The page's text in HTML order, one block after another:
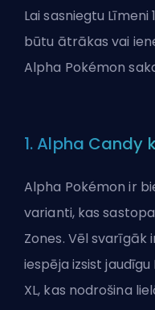
Lai sasniegtu
būtu ātrākas vai
Alpha Pokémon
1. Alpha Candy
Alpha Pokémon ir
varianti, kas
Zones. Vēl svarīgāk
iespēja izsist jaudīgu
XL, kas nodrošina